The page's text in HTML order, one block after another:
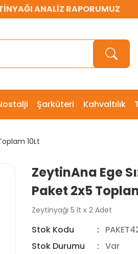
ANALİZ RAPORUMUZ
ANALİZ RAPORUMUZ
ANALİZ RAPORUMUZ
Şarküteri Kahvaltılık
10Lt
ZeytinAna Ege
Paket 2x5
Zeytinyağı 5 lt x 2 Adet
Stok Kodu
Stok Durumu
Var